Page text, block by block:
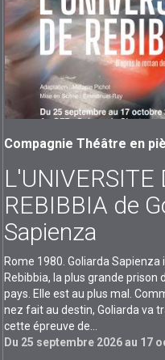
Compagnie Théâtre en
L'UNIVERSITE
REBIBBIA de
Sapienza
Rome 1980. Goliarda Sapienza
Rebibbia, la plus grande prison
pays. Elle est au plus mal.
nez fait au destin, Goliarda va
cette épreuve de...
Du 25 septembre 2026 au 17